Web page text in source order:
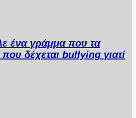
ένα γράμμα που τα
δέχεται bullying γιατί